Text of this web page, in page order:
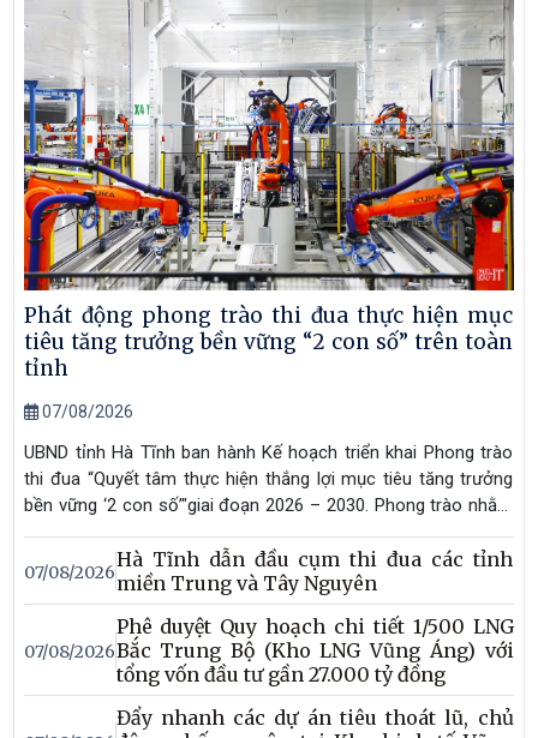
Phát động phong trào thi đua thực hiện mục
tiêu tăng trưởng bền vững “2 con số” trên toàn
tỉnh
07/08/2026
UBND tỉnh Hà Tĩnh ban hành Kế hoạch triển khai Phong trào
thi đua “Quyết tâm thực hiện thắng lợi mục tiêu tăng trưởng
bền vững ‘2 con số’"giai đoạn 2026 – 2030. Phong trào nhằm
tạo khí thế thi đua sôi nổi trong toàn hệ thống chính trị, cộng
đồng doanh nghiệp và Nhân dân, góp phần thực hiện thắng lợi
các mục tiêu phát triển kinh tế - xã hội của tỉnh trong giai
đoạn mới.
07/08/2026
Hà Tĩnh dẫn đầu cụm thi đua các tỉnh
miền Trung và Tây Nguyên
07/08/2026
Phê duyệt Quy hoạch chi tiết 1/500 LNG
Bắc Trung Bộ (Kho LNG Vũng Áng) với
tổng vốn đầu tư gần 27.000 tỷ đồng
Đẩy nhanh các dự án tiêu thoát lũ, chủ